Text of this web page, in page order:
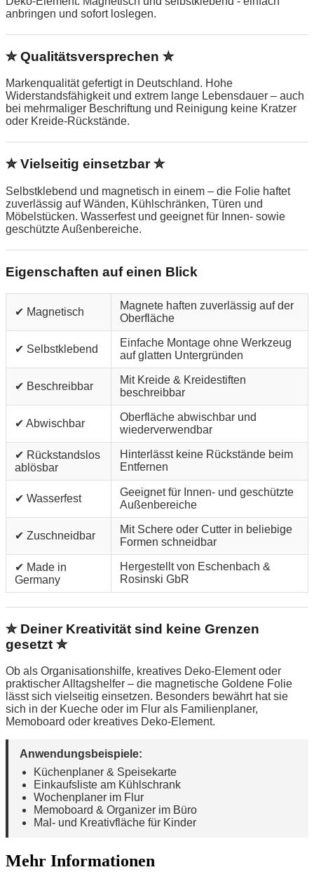
anbringen und sofort loslegen.
✮ Qualitätsversprechen ✮
Markenqualität gefertigt in Deutschland. Hohe
Widerstandsfähigkeit und extrem lange Lebensdauer – auch
bei mehrmaliger Beschriftung und Reinigung keine Kratzer
oder Kreide-Rückstände.
✮ Vielseitig einsetzbar ✮
Selbstklebend und magnetisch in einem – die Folie haftet
zuverlässig auf Wänden, Kühlschränken, Türen und
Möbelstücken. Wasserfest und geeignet für Innen- sowie
geschützte Außenbereiche.
Eigenschaften auf einen Blick
✔ Magnetisch
Magnete haften zuverlässig auf der
Oberfläche
✔ Selbstklebend
Einfache Montage ohne Werkzeug
auf glatten Untergründen
✔ Beschreibbar
Mit Kreide & Kreidestiften
beschreibbar
✔ Abwischbar
Oberfläche abwischbar und
wiederverwendbar
✔ Rückstandslos
ablösbar
Hinterlässt keine Rückstände beim
Entfernen
✔ Wasserfest
Geeignet für Innen- und geschützte
Außenbereiche
✔ Zuschneidbar
Mit Schere oder Cutter in beliebige
Formen schneidbar
✔ Made in
Germany
Hergestellt von Eschenbach &
Rosinski GbR
✮ Deiner Kreativität sind keine Grenzen
gesetzt ✮
Ob als Organisationshilfe, kreatives Deko-Element oder
praktischer Alltagshelfer – die magnetische Goldene Folie
lässt sich vielseitig einsetzen. Besonders bewährt hat sie
sich in der Kueche oder im Flur als Familienplaner,
Memoboard oder kreatives Deko-Element.
Anwendungsbeispiele:
Küchenplaner & Speisekarte
Einkaufsliste am Kühlschrank
Wochenplaner im Flur
Memoboard & Organizer im Büro
Mal- und Kreativfläche für Kinder
Mehr Informationen